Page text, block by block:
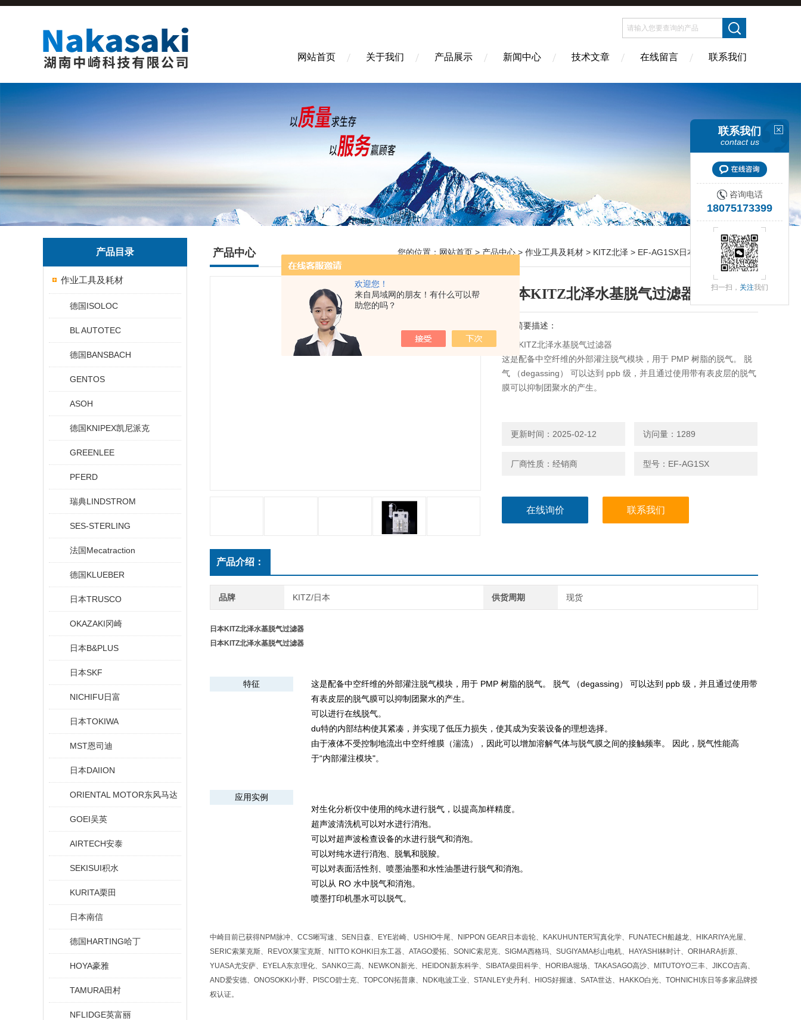
欢迎您！
来自局域网的朋友！有什么可以帮
助您的吗？
网站首页 关于我们 产品展示 新闻中心 技术文章 在线留言 联系我们
产品目录
作业工具及耗材
德国ISOLOC
BL AUTOTEC
德国BANSBACH
GENTOS
ASOH
德国KNIPEX凯尼派克
GREENLEE
PFERD
瑞典LINDSTROM
SES-STERLING
法国Mecatraction
德国KLUEBER
日本TRUSCO
OKAZAKI冈崎
日本B&PLUS
日本SKF
NICHIFU日富
日本TOKIWA
MST恩司迪
日本DAIION
ORIENTAL MOTOR东风马达
GOEI吴英
AIRTECH安泰
SEKISUI积水
KURITA栗田
日本南信
德国HARTING哈丁
HOYA豪雅
TAMURA田村
NFLIDGE英富丽
产品中心 您的位置： 网站首页 > 产品中心 > 作业工具及耗材 > KITZ北泽 > EF-AG1SX日本KITZ北泽水基脱气过滤器
日本KITZ北泽水基脱气过滤器
简要描述：
日本KITZ北泽水基脱气过滤器
这是配备中空纤维的外部灌注脱气模块，用于 PMP 树脂的脱气。 脱
气 （degassing） 可以达到 ppb 级，并且通过使用带有表皮层的脱气
膜可以抑制团聚水的产生。
更新时间：2025-02-12 访问量：1289
厂商性质：经销商 型号：EF-AG1SX
在线询价 联系我们
产品介绍：
品牌 KITZ/日本 供货周期 现货
日本KITZ北泽水基脱气过滤器
日本KITZ北泽水基脱气过滤器
特征
这是配备中空纤维的外部灌注脱气模块，用于 PMP 树脂的脱气。 脱气 （degassing） 可以达到 ppb 级，并且通过使用带
有表皮层的脱气膜可以抑制团聚水的产生。
可以进行在线脱气。
du特的内部结构使其紧凑，并实现了低压力损失，使其成为安装设备的理想选择。
由于液体不受控制地流出中空纤维膜（湍流），因此可以增加溶解气体与脱气膜之间的接触频率。 因此，脱气性能高
于“内部灌注模块"。
应用实例
对生化分析仪中使用的纯水进行脱气，以提高加样精度。
超声波清洗机可以对水进行消泡。
可以对超声波检查设备的水进行脱气和消泡。
可以对纯水进行消泡、脱氧和脱羧。
可以对表面活性剂、喷墨油墨和水性油墨进行脱气和消泡。
可以从 RO 水中脱气和消泡。
喷墨打印机墨水可以脱气。
中崎目前已获得NPM脉冲、CCS晰写速、SEN日森、EYE岩崎、USHIO牛尾、NIPPON GEAR日本齿轮、KAKUHUNTER写真化学、FUNATECH船越龙、HIKARIYA光屋、
SERIC索莱克斯、REVOX莱宝克斯、NITTO KOHKI日东工器、ATAGO爱拓、SONIC索尼克、SIGMA西格玛、SUGIYAMA杉山电机、HAYASHI林时计、ORIHARA折原、
YUASA尤安萨、EYELA东京理化、SANKO三高、NEWKON新光、HEIDON新东科学、SIBATA柴田科学、HORIBA堀场、TAKASAGO高沙、MITUTOYO三丰、JIKCO吉高、
AND爱安德、ONOSOKKI小野、PISCO碧士克、TOPCON拓普康、NDK电波工业、STANLEY史丹利、HIOS好握速、SATA世达、HAKKO白光、TOHNICHI东日等多家品牌授
权认证。
联系我们
contact us
咨询电话
18075173399
扫一扫， 关注我们